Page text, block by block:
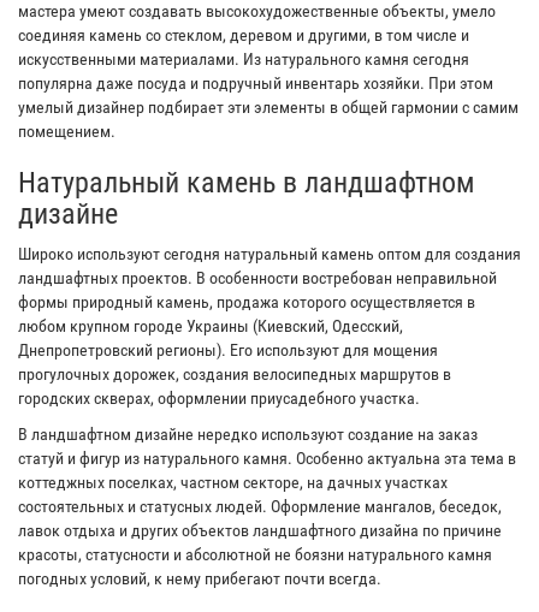
мастера умеют создавать высокохудожественные объекты, умело
соединяя камень со стеклом, деревом и другими, в том числе и
искусственными материалами. Из натурального камня сегодня
популярна даже посуда и подручный инвентарь хозяйки. При этом
умелый дизайнер подбирает эти элементы в общей гармонии с самим
помещением.
Натуральный камень в ландшафтном
дизайне
Широко используют сегодня натуральный камень оптом для создания
ландшафтных проектов. В особенности востребован неправильной
формы природный камень, продажа которого осуществляется в
любом крупном городе Украины (Киевский, Одесский,
Днепропетровский регионы). Его используют для мощения
прогулочных дорожек, создания велосипедных маршрутов в
городских скверах, оформлении приусадебного участка.
В ландшафтном дизайне нередко используют создание на заказ
статуй и фигур из натурального камня. Особенно актуальна эта тема в
коттеджных поселках, частном секторе, на дачных участках
состоятельных и статусных людей. Оформление мангалов, беседок,
лавок отдыха и других объектов ландшафтного дизайна по причине
красоты, статусности и абсолютной не боязни натурального камня
погодных условий, к нему прибегают почти всегда.